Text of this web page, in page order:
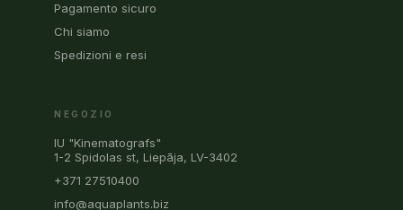
Pagamento sicuro
Chi siamo
Spedizioni e resi
NEGOZIO
IU "Kinematografs"
1-2 Spidolas st, Liepāja, LV-3402
+371 27510400
info@aquaplants.biz